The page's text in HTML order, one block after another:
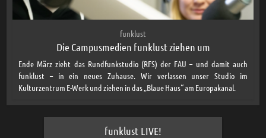
funklust
Die Campusmedien funklust ziehen um
Ende März zieht das Rundfunkstudio (RFS) der FAU – und damit auch
funklust – in ein neues Zuhause. Wir verlassen unser Studio im
Kulturzentrum E-Werk und ziehen in das „Blaue Haus“ am Europakanal.
funklust LIVE!